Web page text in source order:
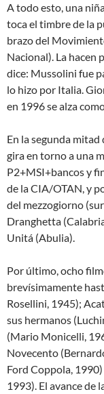
A todo esto, una
toca el timbre de la
brazo del
Nacional). La hacen
dice: Mussolini fue
lo hizo por Italia.
en 1996 se alza
En la segunda
gira en torno a una
P2+MSI+bancos y
de la CIA/OTAN, y
del mezzogiorno
Dranghetta
Unitá (Abulia).
Por último, ocho
brevísimamente
Rosellini, 1945);
sus hermanos
(Mario Monicelli,
Novecento
Ford Coppola,
1993). El avance de